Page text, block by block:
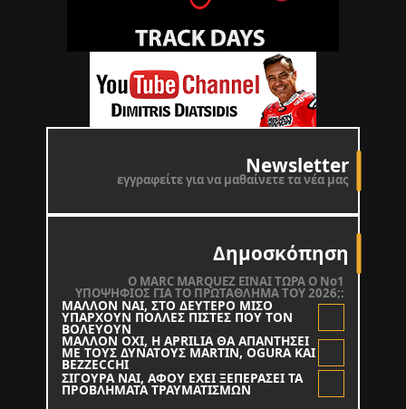
Newsletter
εγγραφείτε για να μαθαίνετε τα νέα μας
Δημοσκόπηση
O MARC MARQUEZ ΕΙΝΑΙ ΤΩΡΑ Ο Νο1
ΥΠΟΨΗΦΙΟΣ ΓΙΑ ΤΟ ΠΡΩΤΑΘΛΗΜΑ ΤΟΥ 2026;:
ΜΑΛΛΟΝ ΝΑΙ, ΣΤΟ ΔΕΥΤΕΡΟ ΜΙΣΟ
ΥΠΑΡΧΟΥΝ ΠΟΛΛΕΣ ΠΙΣΤΕΣ ΠΟΥ ΤΟΝ
ΒΟΛΕΥΟΥΝ
ΜΑΛΛΟΝ ΟΧΙ, Η APRILIA ΘΑ ΑΠΑΝΤΗΣΕΙ
ΜΕ ΤΟΥΣ ΔΥΝΑΤΟΥΣ MARTIN, OGURA KAI
BEZZECCHI
ΣΙΓΟΥΡΑ ΝΑΙ, ΑΦΟΥ ΕΧΕΙ ΞΕΠΕΡΑΣΕΙ ΤΑ
ΠΡΟΒΛΗΜΑΤΑ ΤΡΑΥΜΑΤΙΣΜΩΝ